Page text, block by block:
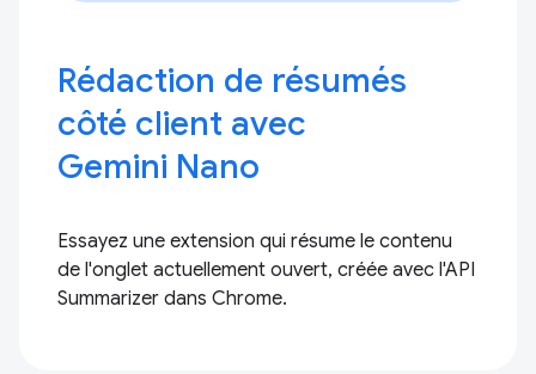
Rédaction de résumés
côté client avec
Gemini Nano
Essayez une extension qui résume le contenu
de l'onglet actuellement ouvert, créée avec l'API
Summarizer dans Chrome.